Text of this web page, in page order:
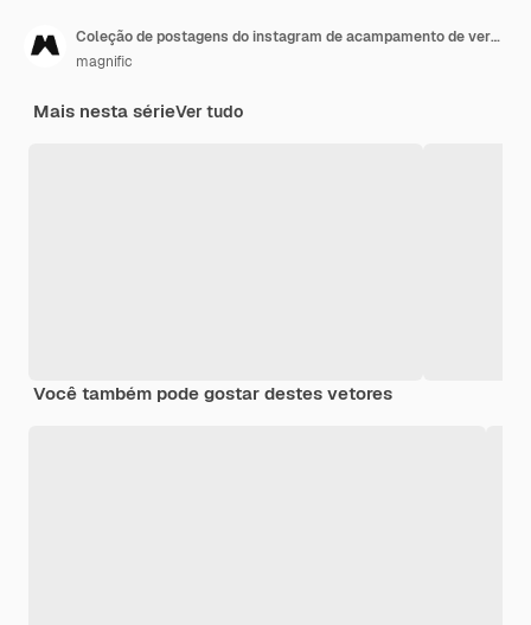
Coleção de postagens do instagram de acampamento de verão plano
magnific
Mais nesta sérieVer tudo
Você também pode gostar destes vetores